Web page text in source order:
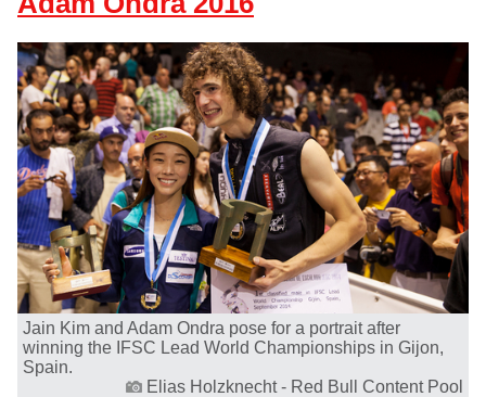
Jain Kim and Adam Ondra pose for a portrait after
winning the IFSC Lead World Championships in Gijon,
Spain.
Elias Holzknecht - Red Bull Content Pool